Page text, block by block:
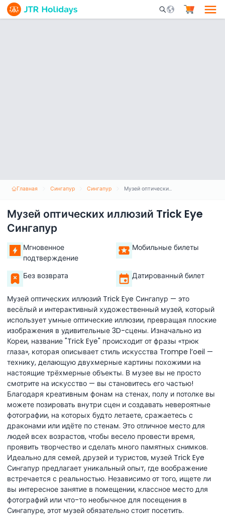
Mobile Search
Главная Сингапур Сингапур Музей оптических иллюзий Trick Eye Сингапур
Музей оптических иллюзий Trick Eye
Сингапур
Мгновенное
подтверждение
Мобильные билеты
Без возврата Датированный билет
Музей оптических иллюзий Trick Eye Сингапур — это
весёлый и интерактивный художественный музей, который
использует умные оптические иллюзии, превращая плоские
изображения в удивительные 3D-сцены. Изначально из
Кореи, название "Trick Eye" происходит от фразы «трюк
глаза», которая описывает стиль искусства Trompe l’oeil —
технику, делающую двухмерные картины похожими на
настоящие трёхмерные объекты. В музее вы не просто
смотрите на искусство — вы становитесь его частью!
Благодаря креативным фонам на стенах, полу и потолке вы
можете позировать внутри сцен и создавать невероятные
фотографии, на которых будто летаете, сражаетесь с
драконами или идёте по стенам. Это отличное место для
людей всех возрастов, чтобы весело провести время,
проявить творчество и сделать много памятных снимков.
Идеально для семей, друзей и туристов, музей Trick Eye
Сингапур предлагает уникальный опыт, где воображение
встречается с реальностью. Независимо от того, ищете ли
вы интересное занятие в помещении, классное место для
фотографий или что-то необычное для посещения в
Сингапуре, этот музей обязательно стоит посетить.